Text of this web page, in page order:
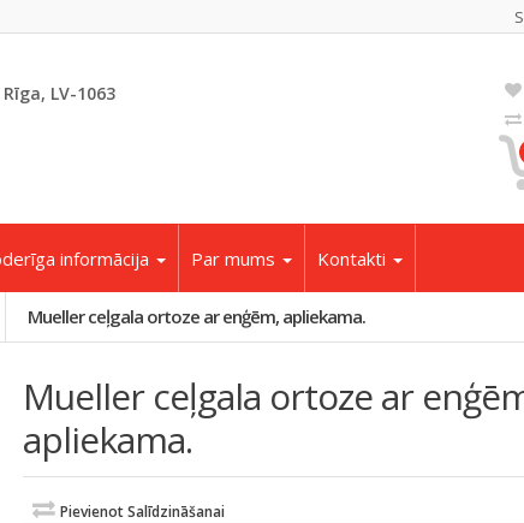
LV-1063
informācija Par mums Kontakti
Mueller ceļgala ortoze ar enģēm, apliekama.
Mueller ceļgala ortoze ar
apliekama.
Pievienot Salīdzināšanai